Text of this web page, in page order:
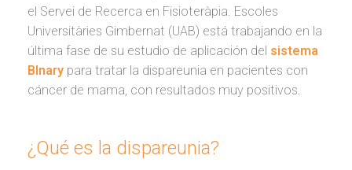
el Servei de Recerca en Fisioteràpia. Escoles
Universitàries Gimbernat (UAB) está trabajando en la
última fase de su estudio de aplicación del sistema
BInary para tratar la dispareunia en pacientes con
cáncer de mama, con resultados muy positivos.
¿Qué es la dispareunia?